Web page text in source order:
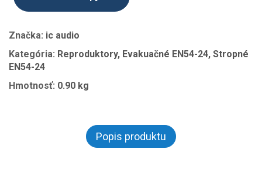
Značka: ic audio
Kategória: Reproduktory, Evakuačné EN54-24, Stropné
EN54-24
Hmotnosť: 0.90 kg
Popis produktu